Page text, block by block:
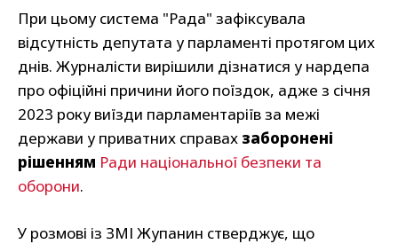
При цьому система "Рада" зафіксувала
відсутність депутата у парламенті протягом цих
днів. Журналісти вирішили дізнатися у нардепа
про офіційні причини його поїздок, адже з січня
2023 року виїзди парламентаріїв за межі
держави у приватних справах заборонені
рішенням Ради національної безпеки та
оборони.
У розмові із ЗМІ Жупанин стверджує, що